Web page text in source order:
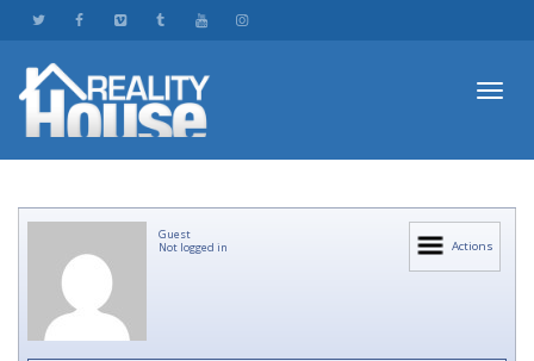
Actions
Guest
Not logged in